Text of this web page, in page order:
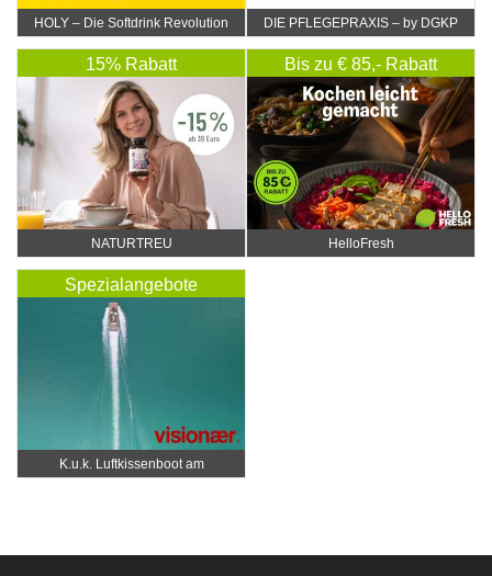
HOLY – Die Softdrink Revolution
DIE PFLEGEPRAXIS – by DGKP
15% Rabatt
NATURTREU
Bis zu € 85,- Rabatt
HelloFresh
Spezialangebote
K.u.k. Luftkissenboot am